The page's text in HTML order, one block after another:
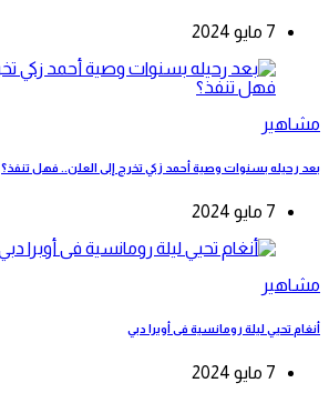
7 مايو 2024
مشاهير
بعد رحيله بسنوات وصية أحمد زكي تخرج إلى العلن.. فهل تنفذ؟
7 مايو 2024
مشاهير
أنغام تحيي ليلة رومانسية فى أوبرا دبي
7 مايو 2024